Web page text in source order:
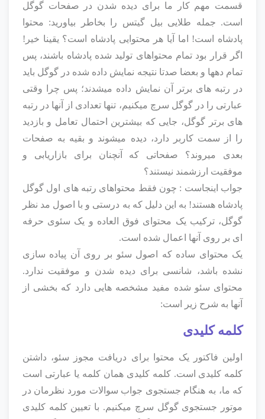
قسمت مهم کار ما برای دیده شدن در صفحات گوگل
است. جمله طلایی بیل گیتس را بخاطر بیاورید: محتوا
پادشاه است! اما آیا هر محتوایی پادشاه است؟ یقینا خیر!
اگر قرار بود تمام محتواهای تولید شده پادشاه باشند، پس
تمام دهها و بعضا صدتا نتیجه نمایش داده شده در گوگل باید
در رتبه های برتر آن نمایش داده میشدند؛ پس چرا وقتی
عبارتی را در گوگل سرچ میکنیم، تنها تعدادی از آنها در رتبه
های برتر گوگل، جایی که بیشترین احتمال تعامل و بازدید
را از سمت کاربر دارد، دیده میشوند و بقیه به صفحات
بعدی میروند؟ صفحاتی که آنچنان برای بازاریابی و
موفقیت ارزشمند نیستند؟
جواب اینجاست : چون فقط محتواهای رتبه های اول گوگل
پادشاه هستند! به این دلیل که به درستی و با اصول مد نظر
گوگل، ترکیب یک محتوای فوق العاده و یک سئوی حرفه
ای بر روی آنها اعمال شده است.
یک محتوای ساده که اصول سئو بر روی آن پیاده سازی
نشده باشد، شانسی برای دیده شدن و موفقیت ندارد.
محتوای سئو شده مفید مشخصه هایی دارد که بخشی از
آنها به شرح زیر است:
کلمه کلیدی
اولین فاکتور یک محتوا برای دریافت مجوز سئو، داشتن
کلمه کلیدی است. کلمه کلیدی همان کلمه یا عبارتی است
که ما، به هنگام جستجوی جواب سوالات مورد نظرمان در
موتور جستجوی گوگل سرچ میکنیم. با تعیین کلمه کلیدی